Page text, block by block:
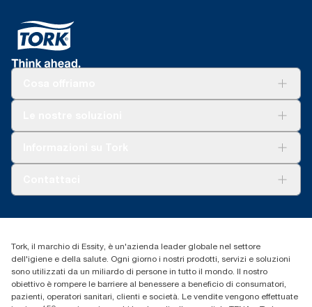
+39 0331 443896
Tork, il marchio di Essity, è un'azienda leader globale nel settore
dell'igiene e della salute. Ogni giorno i nostri prodotti, servizi e soluzioni
sono utilizzati da un miliardo di persone in tutto il mondo. Il nostro
obiettivo è rompere le barriere al benessere a beneficio di consumatori,
pazienti, operatori sanitari, clienti e società. Le vendite vengono effettuate